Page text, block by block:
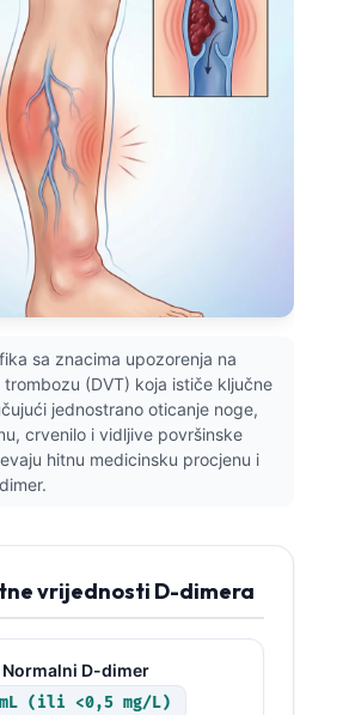
sa znacima upozorenja na
(DVT) koja ističe ključne
jednostrano oticanje noge,
crvenilo i vidljive površinske
hitnu medicinsku procjenu i
vrijednosti D-dimera
Normalni D-dimer
mL (ili <0,5 mg/L)